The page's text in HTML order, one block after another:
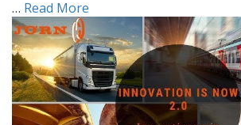
… Read More